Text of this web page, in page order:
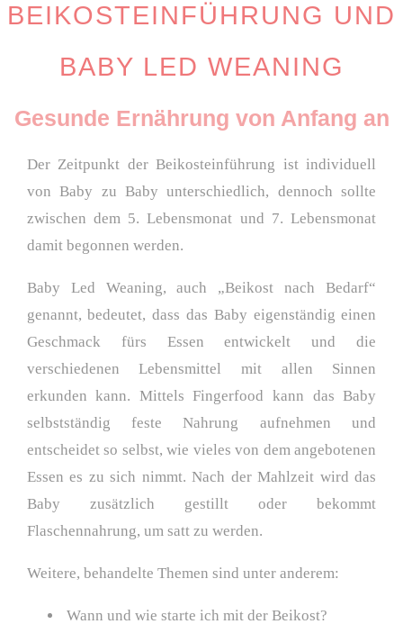
BEIKOSTEINFÜHRUNG UND
BABY LED WEANING
Gesunde Ernährung von Anfang an
Der Zeitpunkt der Beikosteinführung ist individuell
von Baby zu Baby unterschiedlich, dennoch sollte
zwischen dem 5. Lebensmonat und 7. Lebensmonat
damit begonnen werden.
Baby Led Weaning, auch „Beikost nach Bedarf“
genannt, bedeutet, dass das Baby eigenständig einen
Geschmack fürs Essen entwickelt und die
verschiedenen Lebensmittel mit allen Sinnen
erkunden kann. Mittels Fingerfood kann das Baby
selbstständig feste Nahrung aufnehmen und
entscheidet so selbst, wie vieles von dem angebotenen
Essen es zu sich nimmt. Nach der Mahlzeit wird das
Baby zusätzlich gestillt oder bekommt
Flaschennahrung, um satt zu werden.
Weitere, behandelte Themen sind unter anderem:
Wann und wie starte ich mit der Beikost?